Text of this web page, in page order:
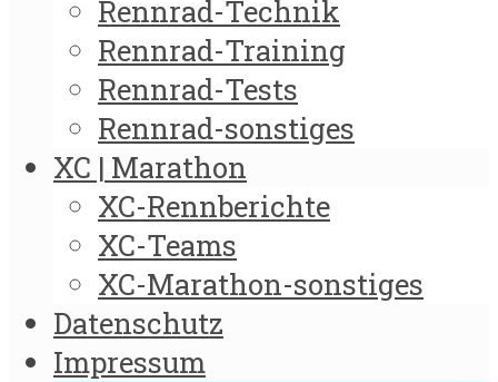
Rennrad-Technik
Rennrad-Training
Rennrad-Tests
Rennrad-sonstiges
XC | Marathon
XC-Rennberichte
XC-Teams
XC-Marathon-sonstiges
Datenschutz
Impressum